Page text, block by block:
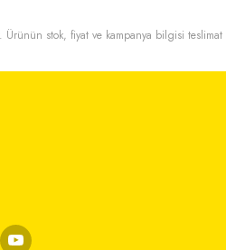
Ürünün stok, fiyat ve kampanya bilgisi